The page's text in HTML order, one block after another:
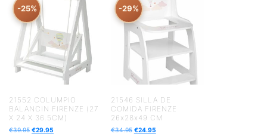
-25%
21552 COLUMPIO
BALANCIN FIRENZE (27
X 24 X 36.5CM)
€39.95 €29.95
-29%
21546 SILLA DE
COMIDA FIRENZE
26x28x49 CM
€34.95 €24.95